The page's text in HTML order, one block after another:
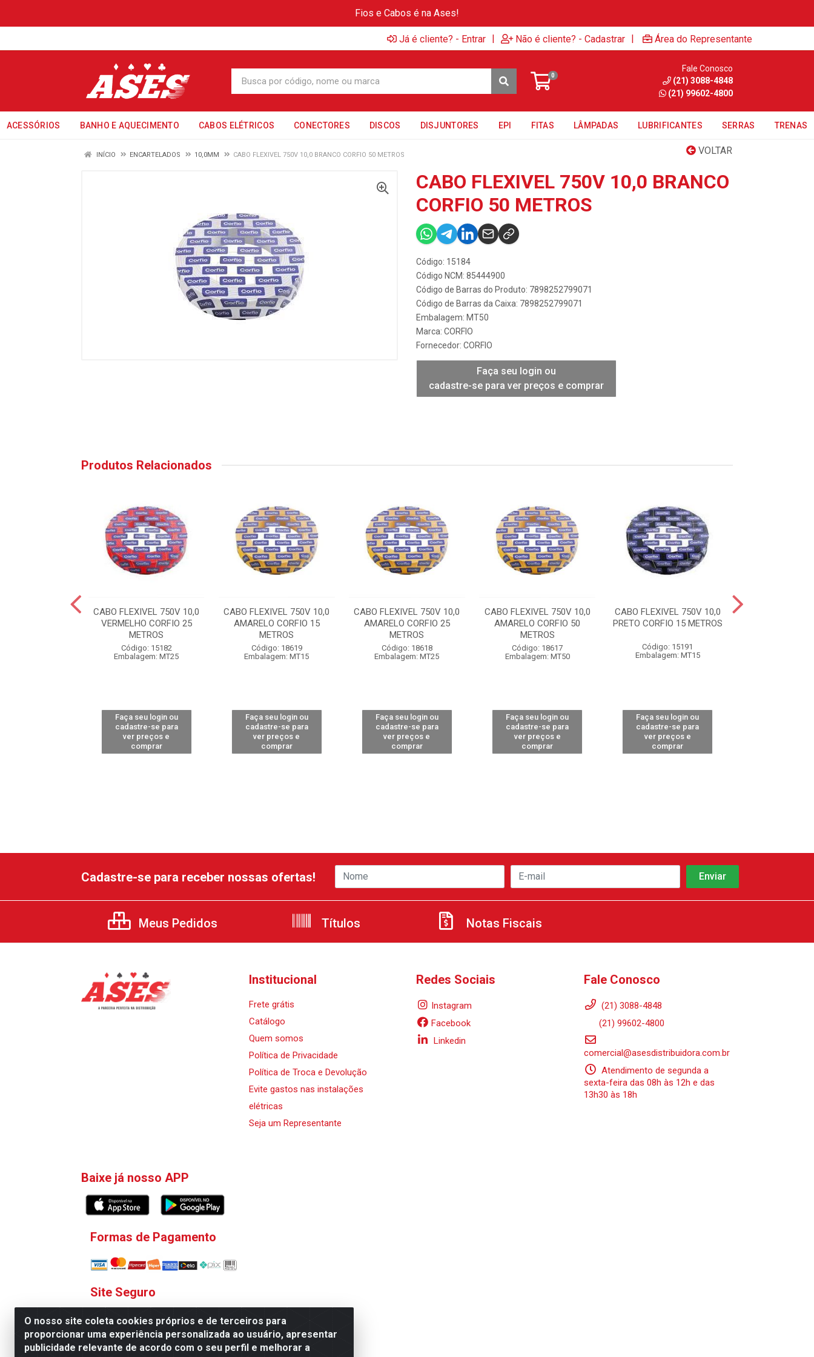
Fios e Cabos é na Ases!
Já é cliente? - Entrar | Não é cliente? - Cadastrar | Área do Representante
0
Fale Conosco
(21) 3088-4848
(21) 99602-4800
ACESSÓRIOS BANHO E AQUECIMENTO CABOS ELÉTRICOS CONECTORES DISCOS DISJUNTORES EPI FITAS LÂMPADAS LUBRIFICANTES SERRAS TRENAS
VOLTAR
INÍCIO ENCARTELADOS 10,0MM CABO FLEXIVEL 750V 10,0 BRANCO CORFIO 50 METROS
CABO FLEXIVEL 750V 10,0 BRANCO
CORFIO 50 METROS
Código: 15184
Código NCM: 85444900
Código de Barras do Produto: 7898252799071
Código de Barras da Caixa: 7898252799071
Embalagem: MT50
Marca: CORFIO
Fornecedor: CORFIO
Faça seu login ou
cadastre-se para ver preços e comprar
Produtos Relacionados
CABO FLEXIVEL 750V 10,0
VERMELHO CORFIO 25
METROS
Código: 15182
Embalagem: MT25
Faça seu login ou
cadastre-se para
ver preços e
comprar
CABO FLEXIVEL 750V 10,0
AMARELO CORFIO 15
METROS
Código: 18619
Embalagem: MT15
Faça seu login ou
cadastre-se para
ver preços e
comprar
CABO FLEXIVEL 750V 10,0
AMARELO CORFIO 25
METROS
Código: 18618
Embalagem: MT25
Faça seu login ou
cadastre-se para
ver preços e
comprar
CABO FLEXIVEL 750V 10,0
AMARELO CORFIO 50
METROS
Código: 18617
Embalagem: MT50
Faça seu login ou
cadastre-se para
ver preços e
comprar
CABO FLEXIVEL 750V 10,0
PRETO CORFIO 15 METROS
Código: 15191
Embalagem: MT15
Faça seu login ou
cadastre-se para
ver preços e
comprar
O nosso site coleta cookies próprios e de terceiros para
proporcionar uma experiência personalizada ao usuário, apresentar
publicidade relevante de acordo com o seu perfil e melhorar a
Cadastre-se para receber nossas ofertas!
Meus Pedidos Títulos Notas Fiscais
Institucional
Frete grátis
Catálogo
Quem somos
Política de Privacidade
Política de Troca e Devolução
Evite gastos nas instalações
elétricas
Seja um Representante
Redes Sociais
Instagram
Facebook
Linkedin
Fale Conosco
(21) 3088-4848
(21) 99602-4800
comercial@asesdistribuidora.com.br
Atendimento de segunda a
sexta-feira das 08h às 12h e das
13h30 às 18h
Baixe já nosso APP
Formas de Pagamento
Site Seguro